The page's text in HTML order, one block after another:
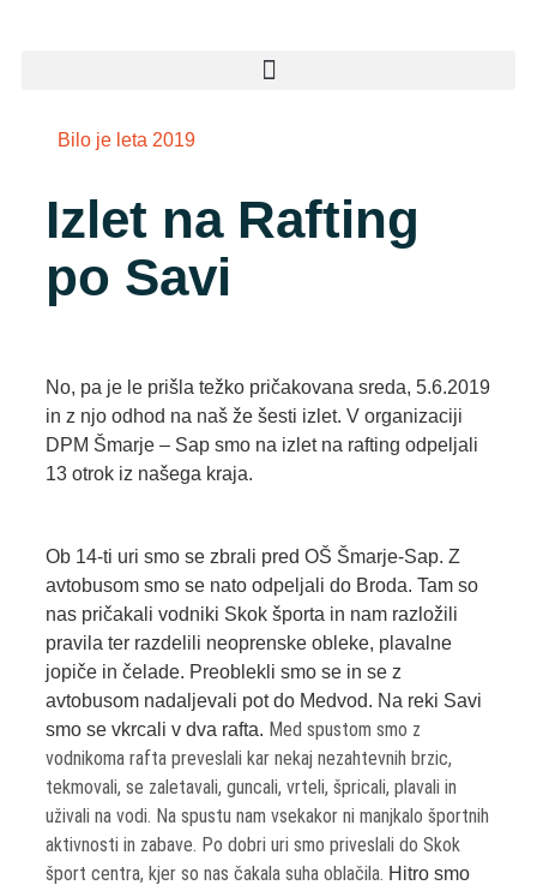
Bilo je leta 2019
Izlet na Rafting
po Savi
No, pa je le prišla težko pričakovana sreda, 5.6.2019
in z njo odhod na naš že šesti izlet. V organizaciji
DPM Šmarje – Sap smo na izlet na rafting odpeljali
13 otrok iz našega kraja.
Ob 14-ti uri smo se zbrali pred OŠ Šmarje-Sap. Z
avtobusom smo se nato odpeljali do Broda. Tam so
nas pričakali vodniki Skok športa in nam razložili
pravila ter razdelili neoprenske obleke, plavalne
jopiče in čelade. Preoblekli smo se in se z
avtobusom nadaljevali pot do Medvod. Na reki Savi
smo se vkrcali v dva rafta. Med spustom smo z
vodnikoma rafta preveslali kar nekaj nezahtevnih brzic,
tekmovali, se zaletavali, guncali, vrteli, špricali, plavali in
uživali na vodi. Na spustu nam vsekakor ni manjkalo športnih
aktivnosti in zabave. Po dobri uri smo priveslali do Skok
šport centra, kjer so nas čakala suha oblačila. Hitro smo